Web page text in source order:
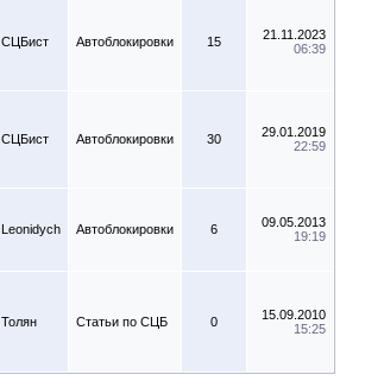
СЦБист Автоблокировки 15
21.11.2023
06:39
СЦБист Автоблокировки 30
29.01.2019
22:59
Leonidych Автоблокировки 6
09.05.2013
19:19
Толян Статьи по СЦБ 0
15.09.2010
15:25